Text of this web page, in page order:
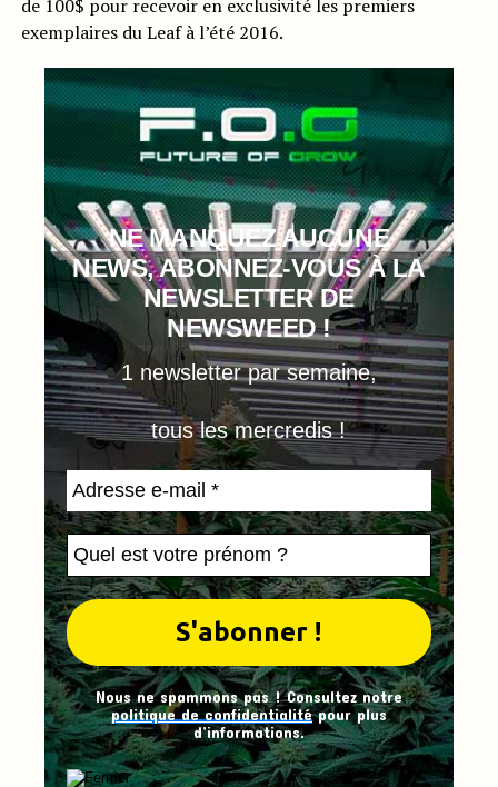
de 100$ pour recevoir en exclusivité les premiers
exemplaires du Leaf à l’été 2016.
NE MANQUEZ AUCUNE
NEWS, ABONNEZ-VOUS À LA
NEWSLETTER DE
NEWSWEED !
1 newsletter par semaine,
tous les mercredis !
Nous ne spammons pas ! Consultez notre
politique de confidentialitépour plus
d’informations.